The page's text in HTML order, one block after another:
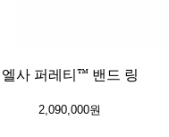
엘사 퍼레티™ 밴드 링
2,090,000원